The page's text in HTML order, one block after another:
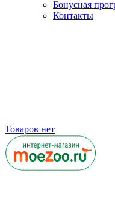
Бонусная
Контакты
Товаров нет